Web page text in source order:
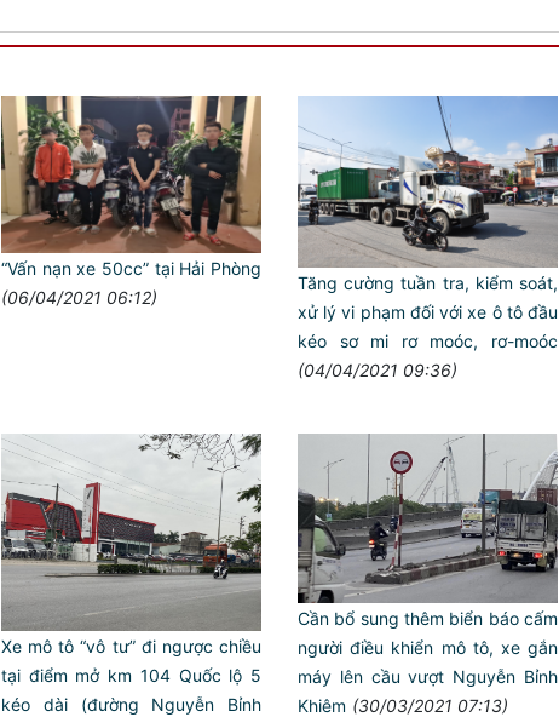
“Vấn nạn xe 50cc” tại Hải Phòng
(06/04/2021 06:12)
Tăng cường tuần tra, kiểm soát,
xử lý vi phạm đối với xe ô tô đầu
kéo sơ mi rơ moóc, rơ-moóc
(04/04/2021 09:36)
Xe mô tô “vô tư” đi ngược chiều
tại điểm mở km 104 Quốc lộ 5
kéo dài (đường Nguyễn Bỉnh
Cần bổ sung thêm biển báo cấm
người điều khiển mô tô, xe gắn
máy lên cầu vượt Nguyễn Bỉnh
Khiêm (30/03/2021 07:13)